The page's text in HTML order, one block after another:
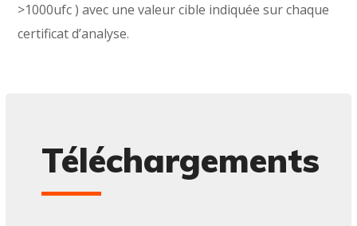
>1000ufc ) avec une valeur cible indiquée sur chaque
certificat d’analyse.
Téléchargements